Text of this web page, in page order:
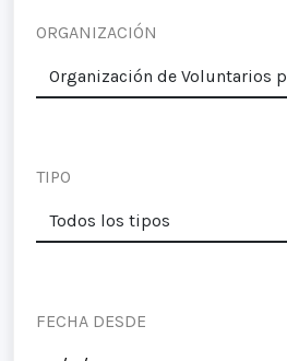
ORGANIZACIÓN
TIPO
FECHA DESDE